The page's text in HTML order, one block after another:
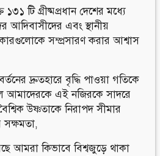
টি গ্রীষ্মপ্রধান দেশের মধ্যে
আদিবাসীদের এবং স্থানীয়
সম্প্রসারণ করার আশ্বাস
দ্রুতহারে বৃদ্ধি পাওয়া গতিকে
আমাদেরকে এই নজিরকে সাদরে
উষ্ণতাকে নিরাপদ সীমার
সক্ষমতা,
আমরা কিভাবে বিশ্বজুড়ে থাকা